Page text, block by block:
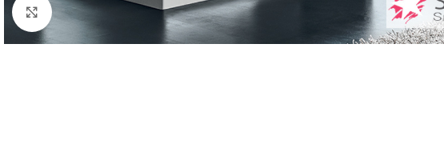
Κλικ για μεγέθυνση